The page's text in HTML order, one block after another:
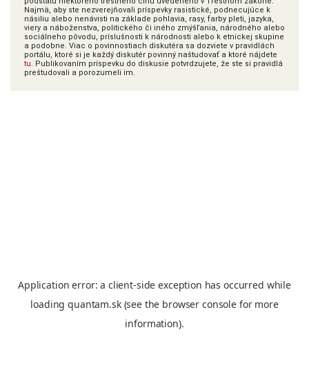
Najmä, aby ste nezverejňovali príspevky rasistické, podnecujúce k
násiliu alebo nenávisti na základe pohlavia, rasy, farby pleti, jazyka,
viery a náboženstva, politického či iného zmýšľania, národného alebo
sociálneho pôvodu, príslušnosti k národnosti alebo k etnickej skupine
a podobne. Viac o povinnostiach diskutéra sa dozviete v pravidlách
portálu, ktoré si je každý diskutér povinný naštudovať a ktoré nájdete
tu. Publikovaním príspevku do diskusie potvrdzujete, že ste si pravidlá
preštudovali a porozumeli im.